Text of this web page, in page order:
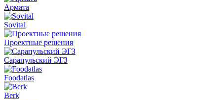
Армата
Sovital
Проектные решения
Сарапульский ЭГЗ
Foodatlas
Berk